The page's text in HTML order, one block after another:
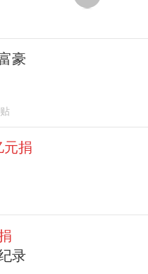
豪
元捐
录